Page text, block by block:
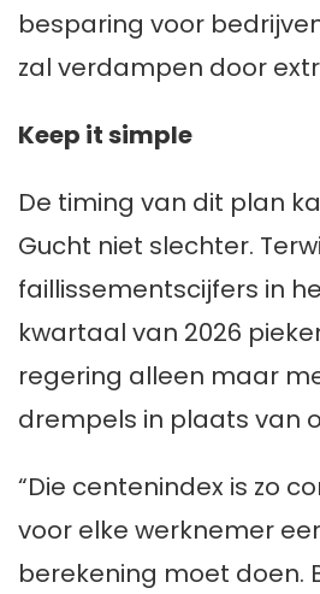
besparing voor
zal verdampen door
Keep it simple
De timing van dit plan
Gucht niet slechter.
faillissementscijfers in
kwartaal van 2026
regering alleen maar
drempels in plaats van
“Die centenindex is zo
voor elke werknemer
berekening moet doen.